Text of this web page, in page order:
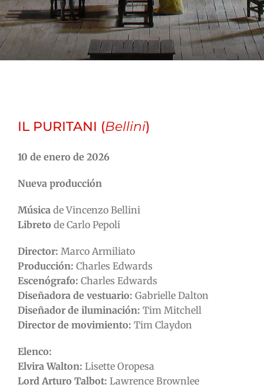
IL PURITANI (Bellini)
10 de enero de 2026
Nueva producción
Música de Vincenzo Bellini
Libreto de Carlo Pepoli
Director: Marco Armiliato
Producción: Charles Edwards
Escenógrafo: Charles Edwards
Diseñadora de vestuario: Gabrielle Dalton
Diseñador de iluminación: Tim Mitchell
Director de movimiento: Tim Claydon
Elenco:
Elvira Walton: Lisette Oropesa
Lord Arturo Talbot: Lawrence Brownlee